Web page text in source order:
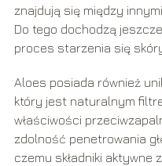
znajdują się między
Do tego dochodzą
proces starzenia się
Aloes posiada również
który jest naturalnym
właściwości
zdolność penetrowania
czemu składniki aktywne